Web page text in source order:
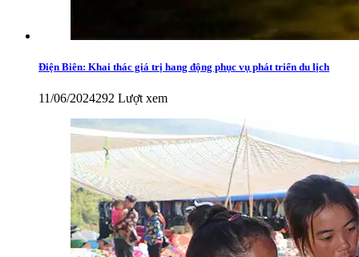
Điện Biên: Khai thác giá trị hang động phục vụ phát triển du lịch
11/06/2024292 Lượt xem